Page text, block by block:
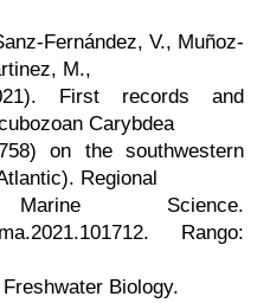
Fernández, V., Muñoz-
M.,
First records and
Carybdea
on the southwestern
Regional
Science.
Rango:
Biology.